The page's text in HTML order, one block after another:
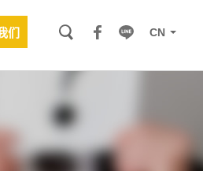
CN
们